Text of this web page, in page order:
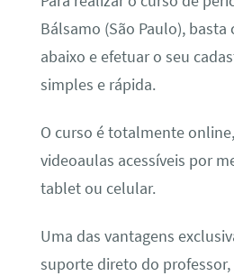
Bálsamo (São Paulo),
abaixo e efetuar o seu
simples e rápida.
O curso é totalmente
videoaulas acessíveis por
tablet ou celular.
Uma das vantagens
suporte direto do